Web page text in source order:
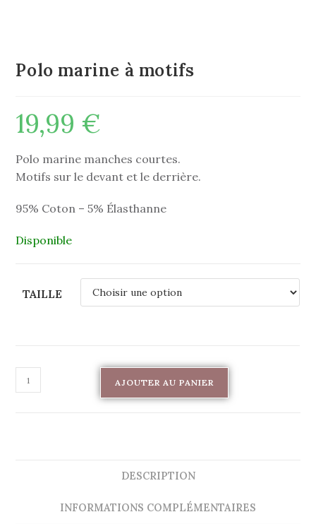
Polo marine à motifs
19,99 €
Polo marine manches courtes.
Motifs sur le devant et le derrière.
95% Coton – 5% Élasthanne
Disponible
TAILLE
AJOUTER AU PANIER
DESCRIPTION
INFORMATIONS COMPLÉMENTAIRES